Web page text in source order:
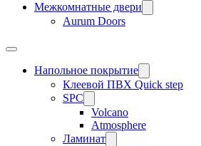
Межкомнатные двери
Aurum Doors
Напольное покрытие
Клеевой ПВХ Quick step
SPC
Volcano
Atmosphere
Ламинат